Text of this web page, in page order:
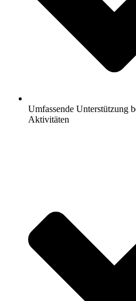
Umfassende Unterstützung
Aktivitäten